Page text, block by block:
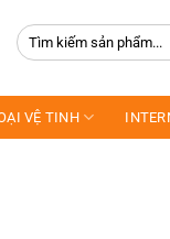
Tìm
kiếm:
VỆ TINH